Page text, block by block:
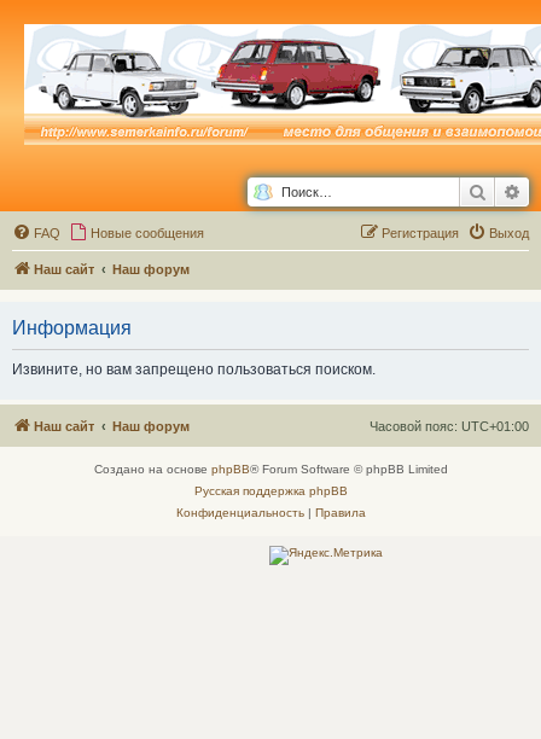
Поиск
FAQ Новые сообщения Выход
Регистрация
Наш сайт Наш форум
Информация
Извините, но вам запрещено пользоваться поиском.
Наш сайт Наш форум Часовой пояс: UTC+01:00
Создано на основе phpBB® Forum Software © phpBB Limited
Русская поддержка phpBB
Конфиденциальность| Правила